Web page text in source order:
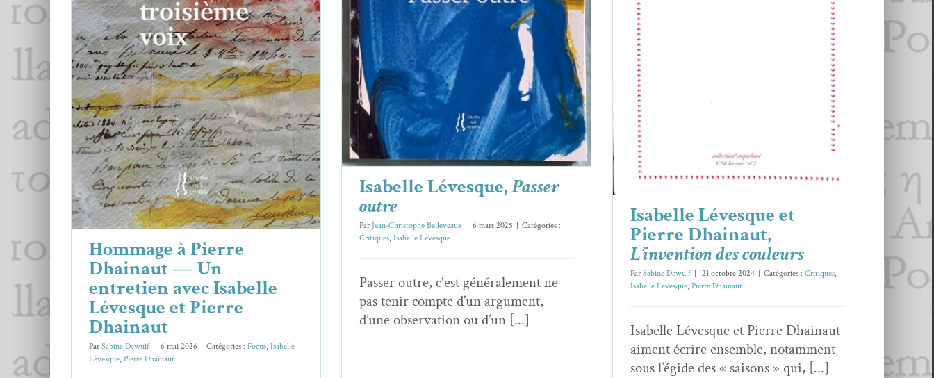
Hommage à Pierre Dhainaut — Un
entretien avec Isabelle Lévesque et
Pierre Dhainaut
Focus Isabelle Lévesque Pierre Dhainaut
Hommage à Pierre
Dhainaut — Un
entretien avec Isabelle
Lévesque et Pierre
Dhainaut
ParSabine Dewulf 6 mai 2026 Catégories : Focus, Isabelle
Lévesque, Pierre Dhainaut
Isabelle Lévesque, Passer outre
Critiques Isabelle Lévesque
Isabelle Lévesque,Passer
outre
Par Jean-Christophe Belleveaux | 6 mars 2025 | Catégories :
Critiques, Isabelle Lévesque
Passer outre, c'est généralement ne
pas tenir compte d’un argument,
d’une observation ou d’un [...]
Isabelle Lévesque et Pierre Dhainaut,
Isabelle Lévesque et
Pierre Dhainaut,
L’invention des couleurs
ParSabine Dewulf 21 octobre 2024 Catégories : Critiques,
Isabelle Lévesque, Pierre Dhainaut
Isabelle Lévesque et Pierre Dhainaut
aiment écrire ensemble, notamment
sous l’égide des « saisons » qui, [...]